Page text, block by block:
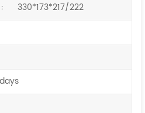
330*173*217/222